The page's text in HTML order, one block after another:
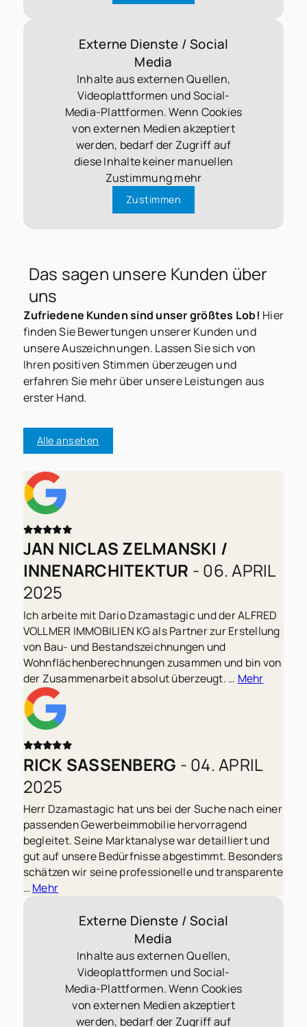
Externe Dienste / Social
Media
Inhalte aus externen Quellen,
Videoplattformen und Social-
Media-Plattformen. Wenn Cookies
von externen Medien akzeptiert
werden, bedarf der Zugriff auf
diese Inhalte keiner manuellen
Zustimmung mehr
Zustimmen
Das sagen unsere Kunden über
uns
Zufriedene Kunden sind unser größtes Lob! Hier
finden Sie Bewertungen unserer Kunden und
unsere Auszeichnungen. Lassen Sie sich von
Ihren positiven Stimmen überzeugen und
erfahren Sie mehr über unsere Leistungen aus
erster Hand.
Alle ansehen
JAN NICLAS ZELMANSKI /
INNENARCHITEKTUR - 06. APRIL
2025
Ich arbeite mit Dario Dzamastagic und der ALFRED
VOLLMER IMMOBILIEN KG als Partner zur Erstellung
von Bau- und Bestandszeichnungen und
Wohnflächenberechnungen zusammen und bin von
der Zusammenarbeit absolut überzeugt. … Mehr
RICK SASSENBERG - 04. APRIL
2025
Herr Dzamastagic hat uns bei der Suche nach einer
passenden Gewerbeimmobilie hervorragend
begleitet. Seine Marktanalyse war detailliert und
gut auf unsere Bedürfnisse abgestimmt. Besonders
schätzen wir seine professionelle und transparente
… Mehr
Externe Dienste / Social
Media
Inhalte aus externen Quellen,
Videoplattformen und Social-
Media-Plattformen. Wenn Cookies
von externen Medien akzeptiert
werden, bedarf der Zugriff auf